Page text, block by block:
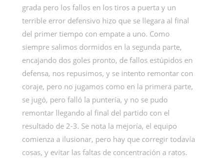
grada pero los fallos en los tiros a puerta y un
terrible error defensivo hizo que se llegara al final
del primer tiempo con empate a uno. Como
siempre salimos dormidos en la segunda parte,
encajando dos goles pronto, de fallos estúpidos en
defensa, nos repusimos, y se intento remontar con
coraje, pero no jugamos como en la primera parte,
se jugó, pero falló la puntería, y no se pudo
remontar llegando al final del partido con el
resultado de 2-3. Se nota la mejoría, el equipo
comienza a ilusionar, pero hay que corregir todavía
cosas, y evitar las faltas de concentración a ratos.